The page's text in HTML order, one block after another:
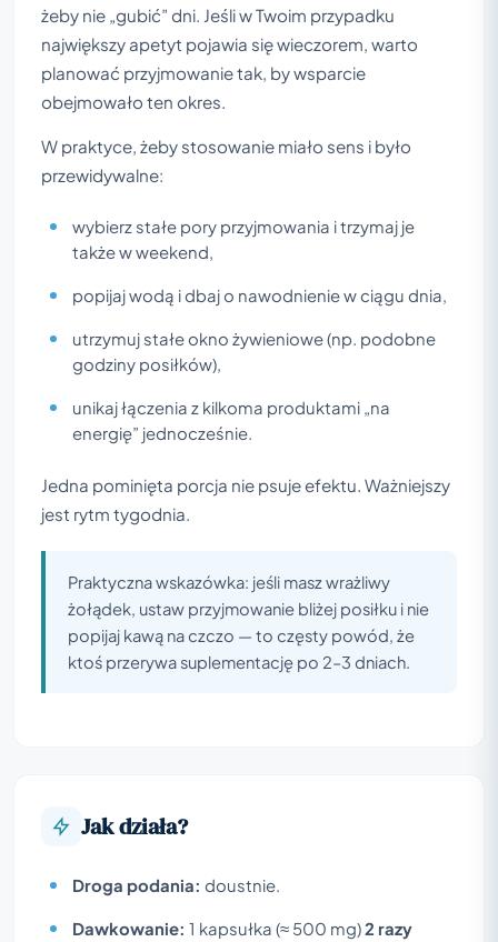
żeby nie „gubić” dni. Jeśli w Twoim przypadku
największy apetyt pojawia się wieczorem, warto
planować przyjmowanie tak, by wsparcie
obejmowało ten okres.
W praktyce, żeby stosowanie miało sens i było
przewidywalne:
wybierz stałe pory przyjmowania i trzymaj je
także w weekend,
popijaj wodą i dbaj o nawodnienie w ciągu dnia,
utrzymuj stałe okno żywieniowe (np. podobne
godziny posiłków),
unikaj łączenia z kilkoma produktami „na
energię” jednocześnie.
Jedna pominięta porcja nie psuje efektu. Ważniejszy
jest rytm tygodnia.
Praktyczna wskazówka: jeśli masz wrażliwy
żołądek, ustaw przyjmowanie bliżej posiłku i nie
popijaj kawą na czczo — to częsty powód, że
ktoś przerywa suplementację po 2–3 dniach.
Jak działa?
Droga podania: doustnie.
Dawkowanie: 1 kapsułka (≈ 500 mg)2 razy